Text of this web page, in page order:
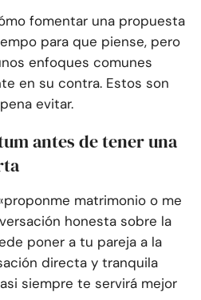
fomentar una propuesta
para que piense, pero
enfoques comunes
en su contra. Estos son
evitar.
antes de tener una
matrimonio o me
honesta sobre la
poner a tu pareja a la
directa y tranquila
siempre te servirá mejor